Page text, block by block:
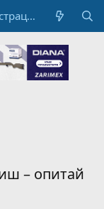
Регистрация
– опитай